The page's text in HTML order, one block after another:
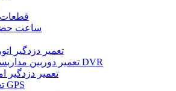
قطعات
ساعت
تعمیر دزدگیر
تعمیر دوربین مداربسته و DVR
تعمیر دزدگیر
تعمیر GPS